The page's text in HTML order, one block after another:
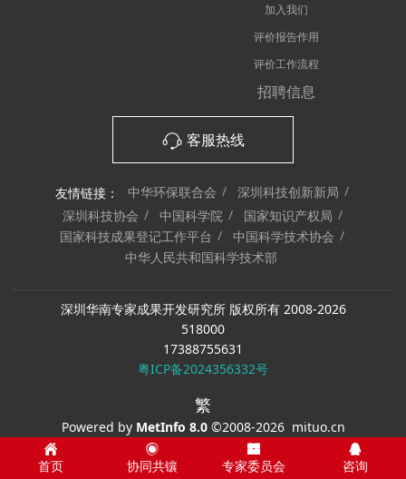
加入我们
评价报告作用
评价工作流程
招聘信息
客服热线
友情链接： 中华环保联合会
深圳科技创新新局
深圳科技协会
中国科学院
国家知识产权局
国家科技成果登记工作平台
中国科学技术协会
中华人民共和国科学技术部
深圳华南专家成果开发研究所 版权所有 2008-2026
518000
17388755631
粤ICP备2024356332号
繁
Powered by MetInfo 8.0©2008-2026 mituo.cn
首页 协同共镶 专家委员会 咨询